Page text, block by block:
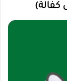
كفالة)